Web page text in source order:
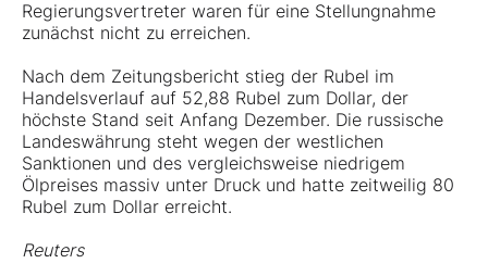
Regierungsvertreter waren für eine Stellungnahme
zunächst nicht zu erreichen.
Nach dem Zeitungsbericht stieg der Rubel im
Handelsverlauf auf 52,88 Rubel zum Dollar, der
höchste Stand seit Anfang Dezember. Die russische
Landeswährung steht wegen der westlichen
Sanktionen und des vergleichsweise niedrigem
Ölpreises massiv unter Druck und hatte zeitweilig 80
Rubel zum Dollar erreicht.
Reuters